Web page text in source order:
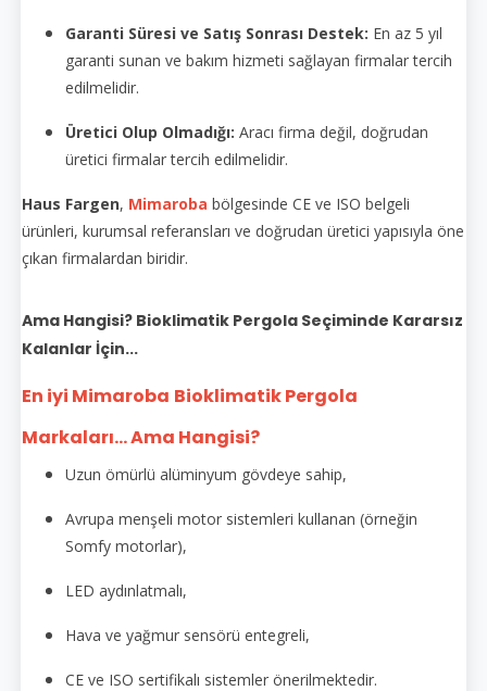
Garanti Süresi ve Satış Sonrası Destek: En az 5 yıl
garanti sunan ve bakım hizmeti sağlayan firmalar tercih
edilmelidir.
Üretici Olup Olmadığı: Aracı firma değil, doğrudan
üretici firmalar tercih edilmelidir.
Haus Fargen, Mimaroba bölgesinde CE ve ISO belgeli
ürünleri, kurumsal referansları ve doğrudan üretici yapısıyla öne
çıkan firmalardan biridir.
Ama Hangisi? Bioklimatik Pergola Seçiminde Kararsız
Kalanlar İçin...
En iyi Mimaroba Bioklimatik Pergola
Markaları... Ama Hangisi?
Uzun ömürlü alüminyum gövdeye sahip,
Avrupa menşeli motor sistemleri kullanan (örneğin
Somfy motorlar),
LED aydınlatmalı,
Hava ve yağmur sensörü entegreli,
CE ve ISO sertifikalı sistemler önerilmektedir.